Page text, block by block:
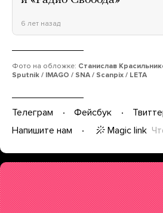
6 лет назад
Фото на обложке: Станислав
Sputnik / IMAGO / SNA / Scanpix / LETA
Телеграм Фейсбук
Напишите нам
Magic link